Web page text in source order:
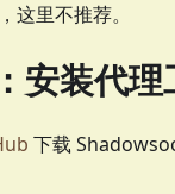
这里不推荐。
安装代理
下载